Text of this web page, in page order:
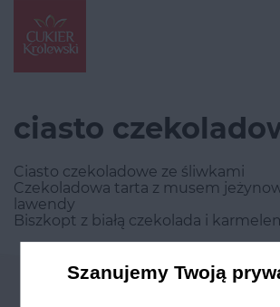
ciasto
Ciasto czekoladowe ze śliwkami
Czekoladowa tarta z musem
lawendy
Biszkopt z białą czekolada i
Szanujemy Twoją